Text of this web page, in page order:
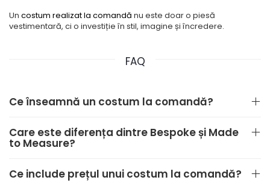
Un costum realizat la comandă nu este doar o piesă
vestimentară, ci o investiție în stil, imagine și încredere.
FAQ
Ce înseamnă un costum la comandă?
Care este diferența dintre Bespoke și Made
to Measure?
Ce include prețul unui costum la comandă?